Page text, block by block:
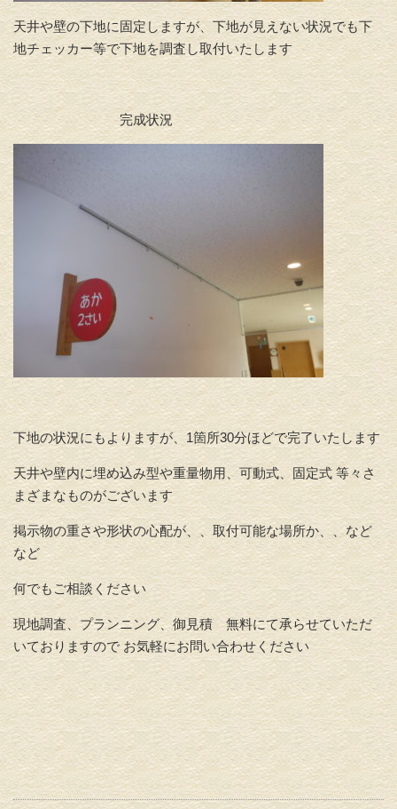
天井や壁の下地に固定しますが、下地が見えない状況でも下
地チェッカー等で下地を調査し取付いたします
完成状況
下地の状況にもよりますが、1箇所30分ほどで完了いたします
天井や壁内に埋め込み型や重量物用、可動式、固定式 等々さ
まざまなものがございます
掲示物の重さや形状の心配が、、取付可能な場所か、、など
など
何でもご相談ください
現地調査、プランニング、御見積 無料にて承らせていただ
いておりますので お気軽にお問い合わせください